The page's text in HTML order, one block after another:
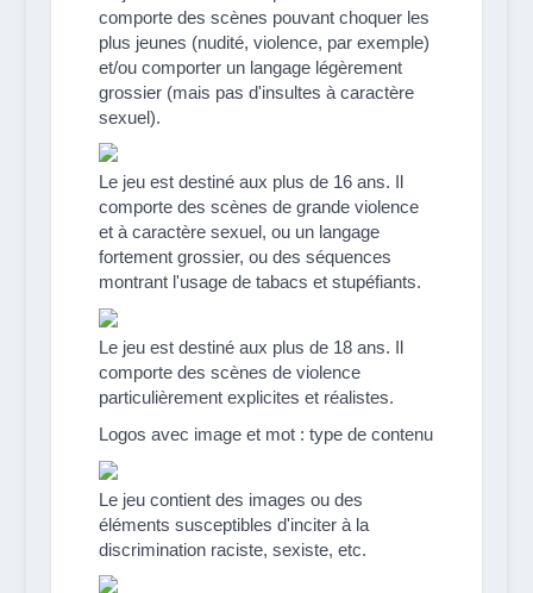
comporte des scènes pouvant choquer les
plus jeunes (nudité, violence, par exemple)
et/ou comporter un langage légèrement
grossier (mais pas d'insultes à caractère
sexuel).
Le jeu est destiné aux plus de 16 ans. Il
comporte des scènes de grande violence
et à caractère sexuel, ou un langage
fortement grossier, ou des séquences
montrant l'usage de tabacs et stupéfiants.
Le jeu est destiné aux plus de 18 ans. Il
comporte des scènes de violence
particulièrement explicites et réalistes.
Logos avec image et mot : type de contenu
Le jeu contient des images ou des
éléments susceptibles d'inciter à la
discrimination raciste, sexiste, etc.